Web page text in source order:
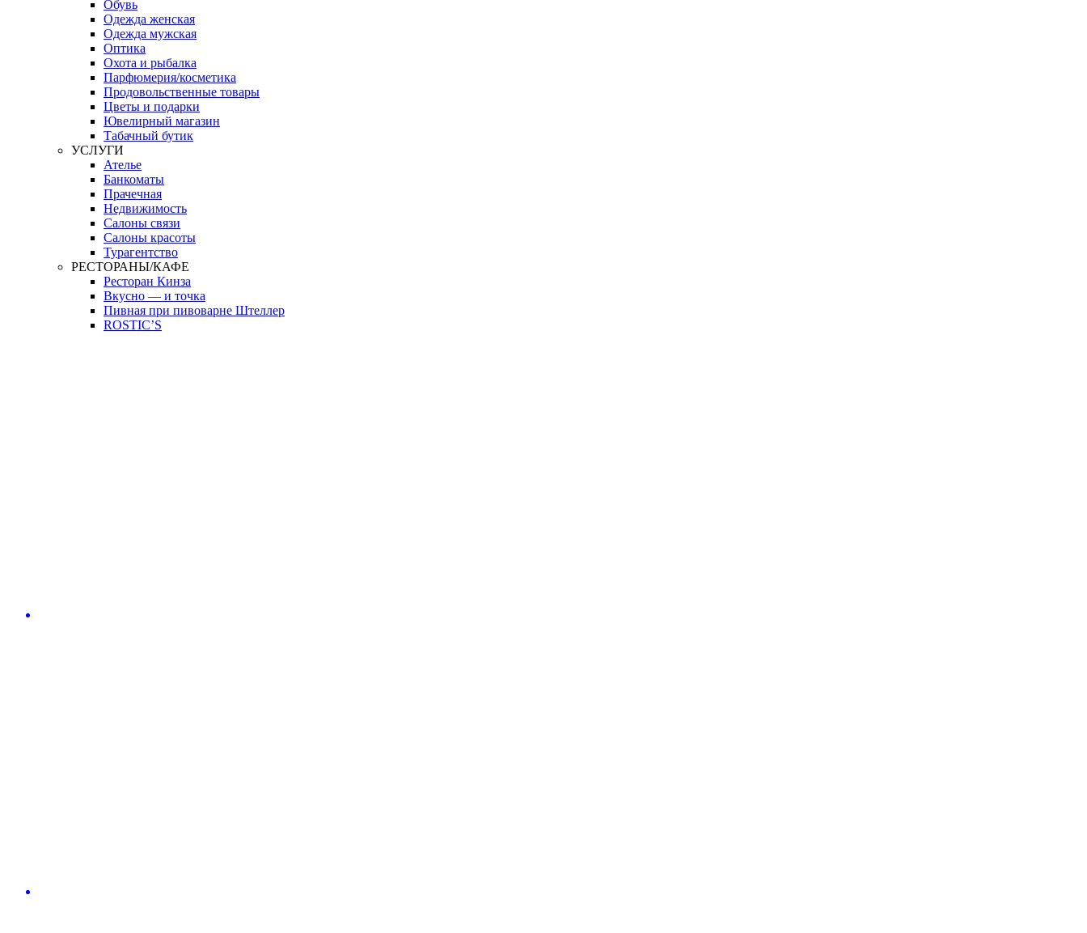
Обувь
Одежда женская
Одежда мужская
Оптика
Охота и рыбалка
Парфюмерия/косметика
Продовольственные товары
Цветы и подарки
Ювелирный магазин
Табачный бутик
УСЛУГИ
Ателье
Банкоматы
Прачечная
Недвижимость
Салоны связи
Салоны красоты
Турагентство
РЕСТОРАНЫ/КАФЕ
Ресторан Кинза
Вкусно — и точка
Пивная при пивоварне Штеллер
ROSTIC’S